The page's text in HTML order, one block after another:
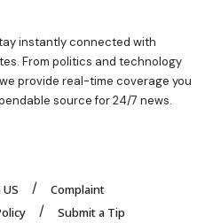
instantly connected with
From politics and technology
provide real-time coverage you
source for 24/7 news.
Complaint
Submit a Tip